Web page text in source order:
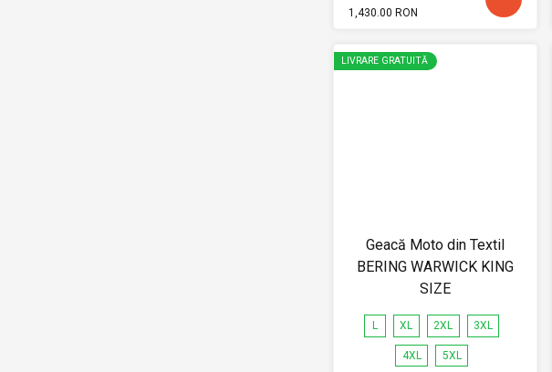
1,430.00 RON
LIVRARE GRATUITĂ
Geacă Moto din Textil
BERING WARWICK KING
SIZE
L XL 2XL 3XL
4XL 5XL